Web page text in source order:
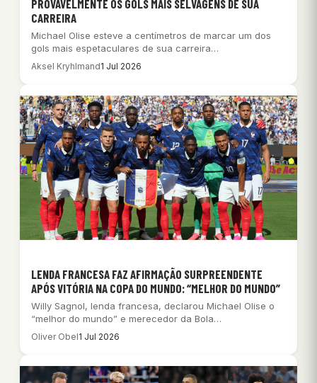
PROVAVELMENTE OS GOLS MAIS SELVAGENS DE SUA
CARREIRA
Michael Olise esteve a centímetros de marcar um dos
gols mais espetaculares de sua carreira…
Aksel Kryhlmand1 Jul 2026
LENDA FRANCESA FAZ AFIRMAÇÃO SURPREENDENTE
APÓS VITÓRIA NA COPA DO MUNDO: “MELHOR DO MUNDO”
Willy Sagnol, lenda francesa, declarou Michael Olise o
“melhor do mundo” e merecedor da Bola…
Oliver Obel1 Jul 2026